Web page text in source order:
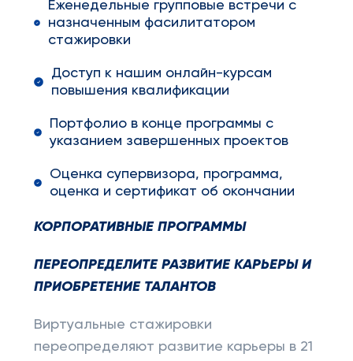
Еженедельные групповые встречи с
назначенным фасилитатором
стажировки
Доступ к нашим онлайн-курсам
повышения квалификации
Портфолио в конце программы с
указанием завершенных проектов
Оценка супервизора, программа,
оценка и сертификат об окончании
КОРПОРАТИВНЫЕ ПРОГРАММЫ
ПЕРЕОПРЕДЕЛИТЕ РАЗВИТИЕ КАРЬЕРЫ И
ПРИОБРЕТЕНИЕ ТАЛАНТОВ
Виртуальные стажировки
переопределяют развитие карьеры в 21